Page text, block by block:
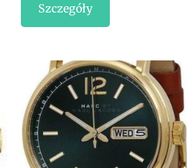
Szczegóły